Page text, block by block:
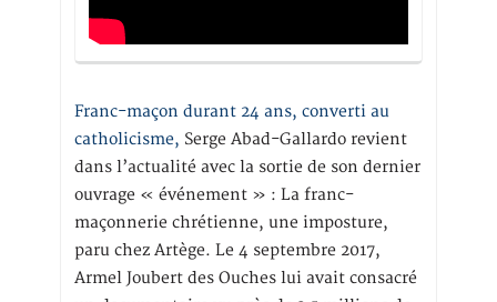
Franc-maçon durant 24 ans, converti au
catholicisme, Serge Abad-Gallardo revient
dans l’actualité avec la sortie de son dernier
ouvrage « événement » : La franc-
maçonnerie chrétienne, une imposture,
paru chez Artège. Le 4 septembre 2017,
Armel Joubert des Ouches lui avait consacré